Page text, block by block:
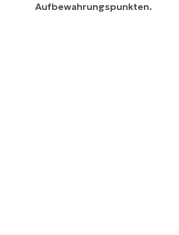
Aufbewahrungspunkten.